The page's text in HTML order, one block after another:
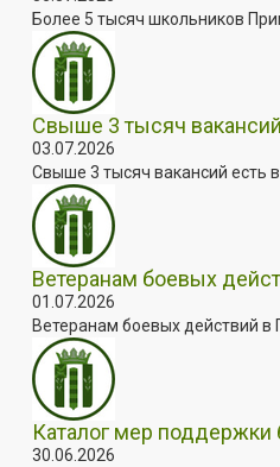
Более 5 тысяч школьников
Свыше 3 тысяч
03.07.2026
Свыше 3 тысяч вакансий есть
Ветеранам боевых
01.07.2026
Ветеранам боевых действий
Каталог мер
30.06.2026